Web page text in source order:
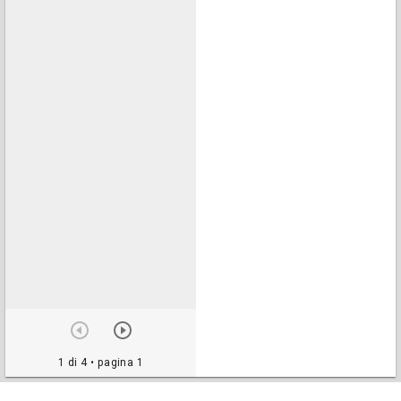
1 di 4• pagina 1